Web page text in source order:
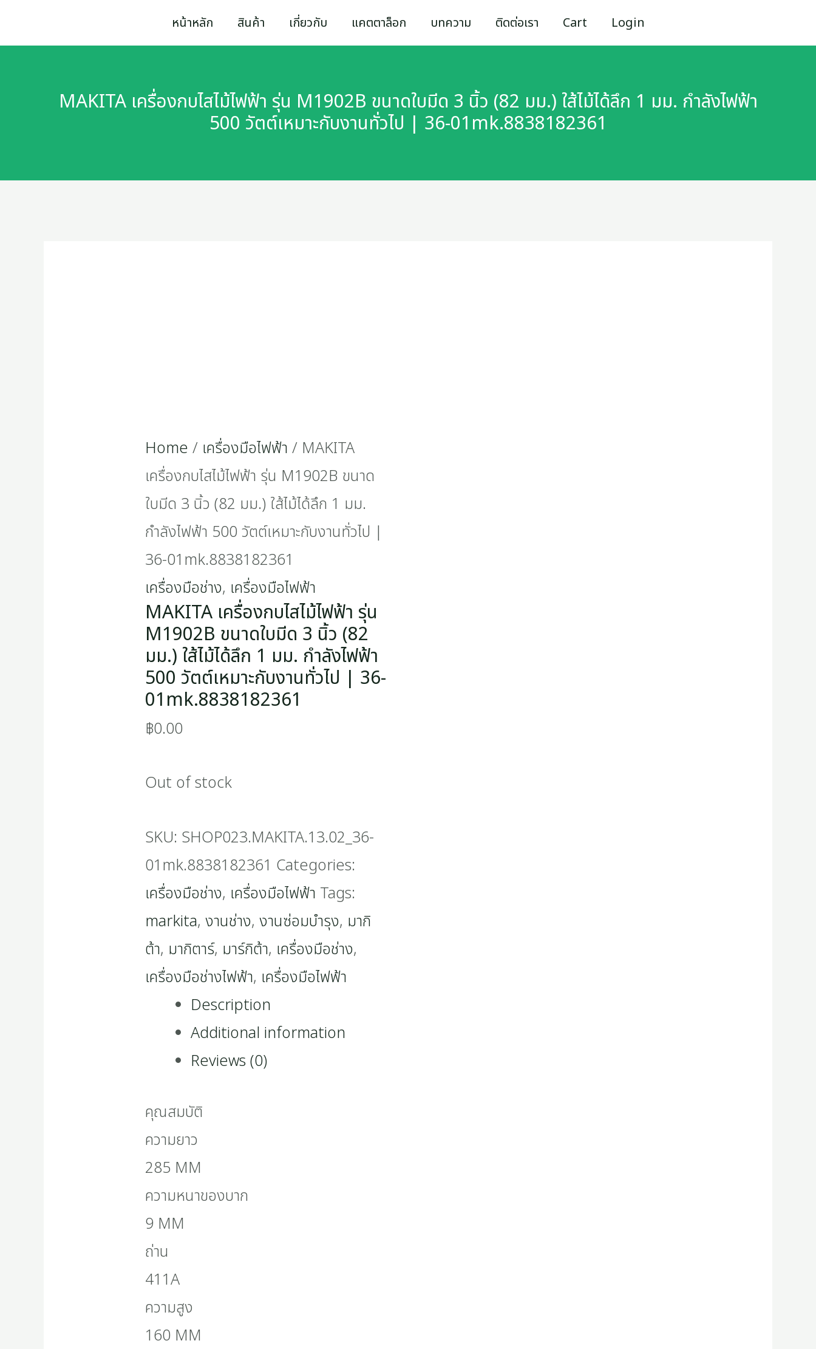
to
หน้าหลัก สินค้า เกี่ยวกับ แคตตาล็อก บทความ ติดต่อเรา Cart Login
MAKITA เครื่องกบไสไม้ไฟฟ้า รุ่น M1902B ขนาดใบมีด 3 นิ้ว (82 มม.) ใส้ไม้ได้ลึก 1 มม. กำลังไฟฟ้า
500 วัตต์เหมาะกับงานทั่วไป | 36-01mk.8838182361
Home / เครื่องมือไฟฟ้า / MAKITA
เครื่องกบไสไม้ไฟฟ้า รุ่น M1902B ขนาด
ใบมีด 3 นิ้ว (82 มม.) ใส้ไม้ได้ลึก 1 มม.
กำลังไฟฟ้า 500 วัตต์เหมาะกับงานทั่วไป |
36-01mk.8838182361
เครื่องมือช่าง, เครื่องมือไฟฟ้า
MAKITA เครื่องกบไสไม้ไฟฟ้า รุ่น
M1902B ขนาดใบมีด 3 นิ้ว (82
มม.) ใส้ไม้ได้ลึก 1 มม. กำลังไฟฟ้า
500 วัตต์เหมาะกับงานทั่วไป | 36-
01mk.8838182361
฿0.00
Out of stock
SKU: SHOP023.MAKITA.13.02_36-
01mk.8838182361 Categories:
เครื่องมือช่าง, เครื่องมือไฟฟ้า Tags:
markita, งานช่าง, งานซ่อมบำรุง, มากิ
ต้า, มากิตาร์, มาร์กิต้า, เครื่องมือช่าง,
เครื่องมือช่างไฟฟ้า, เครื่องมือไฟฟ้า
Description
Additional information
Reviews (0)
คุณสมบัติ
ความยาว
285 MM
ความหนาของบาก
9 MM
ถ่าน
411A
ความสูง
160 MM